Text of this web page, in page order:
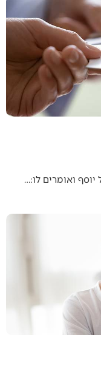
ואומרים לו:…